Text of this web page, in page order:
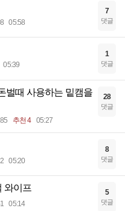
05:58
7
댓글
05:39
1
댓글
벌때 사용하는 밑캠을
추천 4 05:27
28
댓글
05:20
8
댓글
와이프
05:14
5
댓글